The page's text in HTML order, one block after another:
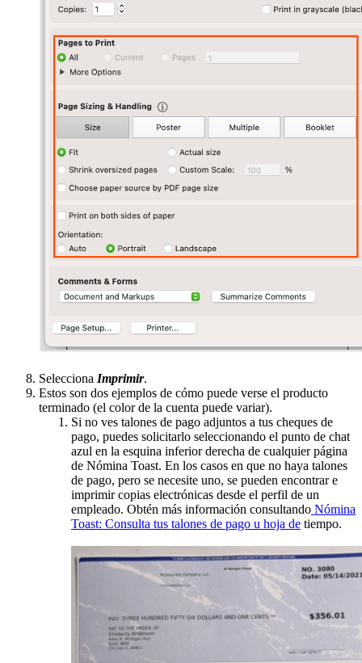
Selecciona Imprimir.
Estos son dos ejemplos de cómo puede verse el producto
terminado (el color de la cuenta puede variar).
Si no ves talones de pago adjuntos a tus cheques de
pago, puedes solicitarlo seleccionando el punto de chat
azul en la esquina inferior derecha de cualquier página
de Nómina Toast. En los casos en que no haya talones
de pago, pero se necesite uno, se pueden encontrar e
imprimir copias electrónicas desde el perfil de un
empleado. Obtén más información consultando Nómina
Toast: Consulta tus talones de pago u hoja de tiempo.